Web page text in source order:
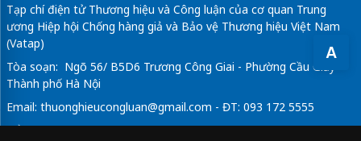
A
Tạp chí điện tử Thương hiệu và Công luận của cơ quan Trung
ương Hiệp hội Chống hàng giả và Bảo vệ Thương hiệu Việt Nam
(Vatap)
Tòa soạn: Ngõ 56/ B5D6 Trương Công Giai - Phường Cầu Giấy -
Thành phố Hà Nội
Email: thuonghieucongluan@gmail.com - ĐT: 093 172 5555
Tổng Biên Tập: Vũ Đức Thuận